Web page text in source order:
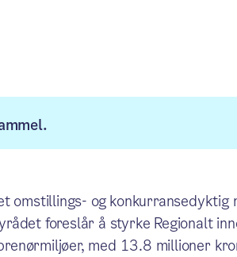
og konkurransedyktig
foreslår å styrke Regionalt
med 13.8 millioner